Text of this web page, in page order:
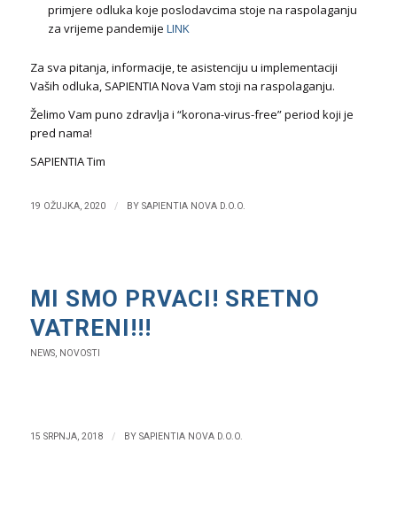
primjere odluka koje poslodavcima stoje na raspolaganju
za vrijeme pandemije LINK
Za sva pitanja, informacije, te asistenciju u implementaciji
Vaših odluka, SAPIENTIA Nova Vam stoji na raspolaganju.
​​Želimo Vam puno zdravlja i “korona-virus-free” period koji je
pred nama!
SAPIENTIA Tim
19 OŽUJKA, 2020 / BY SAPIENTIA NOVA D.O.O.
MI SMO PRVACI! SRETNO
VATRENI!!!
NEWS, NOVOSTI
15 SRPNJA, 2018 / BY SAPIENTIA NOVA D.O.O.